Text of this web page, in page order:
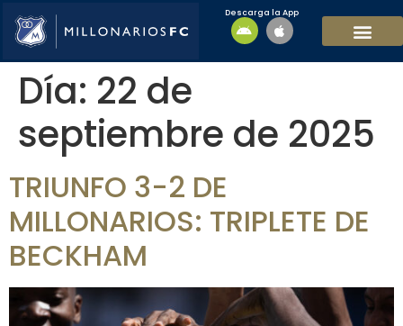
Descarga la App
Día: 22 de
septiembre de 2025
TRIUNFO 3-2 DE
MILLONARIOS: TRIPLETE DE
BECKHAM